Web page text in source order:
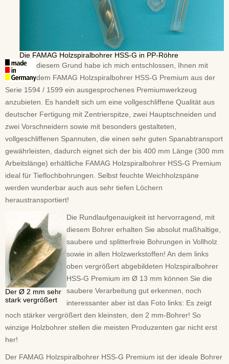
Die FAMAG Holzspiralbohrer HSS-G in PP-Röhre
diesem Grund habe ich mich entschlossen, Ihnen mit
dem FAMAG Holzspiralbohrer HSS-G Premium aus der
Serie 1594 / 1599 ein ausgesprochenes Premiumwerkzeug
anzubieten. Es handelt sich um eine vollgeschliffene Qualität aus
deutscher Fertigung mit Zentrierspitze, zwei Hauptschneiden und
zwei Vorschneidern sowie mit besonders gestalteten,
vollgeschliffenen Spannuten, die einen sehr guten Spanabtransport
gewährleisten, dadurch eignet sich der bis 400 mm Länge (300 mm
Arbeitslänge) erhältliche FAMAG Holzspiralbohrer HSS-G Premium
ideal für Tieflochbohrungen. Selbst feuchte Weichholzspäne
werden wunderbar auch aus sehr tiefen Löchern
heraustransportiert!
Der Ø 2 mm sehr
stark vergrößert
Die Rundlaufgenauigkeit ist hervorragend, mit
diesem Bohrer erhalten Sie absolut maßhaltige,
saubere und splitterfreie Bohrungen in Vollholz
sowie in allen Holzwerkstoffen! An dem links
oben vergrößert abgebildeten Holzspiralbohrer
HSS-G Premium im Ø 13 mm können Sie die
saubere Verarbeitung gut erkennen, noch
interessanter aber ist das Foto links: Es zeigt
noch stärker vergrößert den kleinsten, den 2 mm-Bohrer! So
winzige Holzbohrer stellen die meisten Produzenten gar nicht erst
her!
Der FAMAG Holzspiralbohrer HSS-G Premium ist der ideale Bohrer